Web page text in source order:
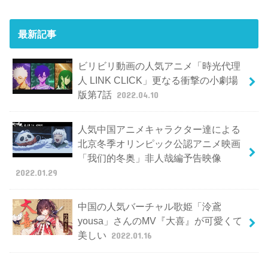
最新記事
ビリビリ動画の人気アニメ「時光代理
人 LINK CLICK」更なる衝撃の小劇場
版第7話 2022.04.10
人気中国アニメキャラクター達による
北京冬季オリンピック公認アニメ映画
「我们的冬奥」非人哉編予告映像
2022.01.29
中国の人気バーチャル歌姫「泠鳶
yousa」さんのMV『大喜』が可愛くて
美しい 2022.01.16